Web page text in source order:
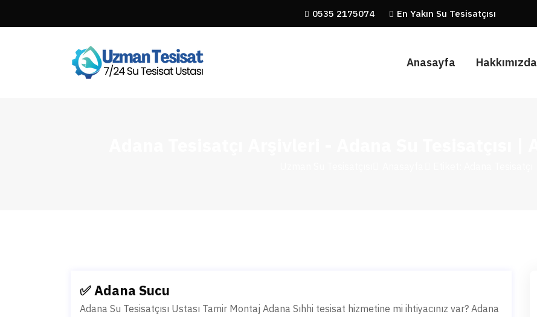
0535 2175074 En Yakın Su Tesisatçısı
Anasayfa Hakkımızda
✅ Adana Sucu
Adana Su Tesisatçısı Ustası Tamir Montaj Adana Sıhhi tesisat hizmetine mi ihtiyacınız var? Adana